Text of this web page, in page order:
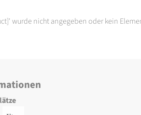
wurde nicht angegeben oder kein